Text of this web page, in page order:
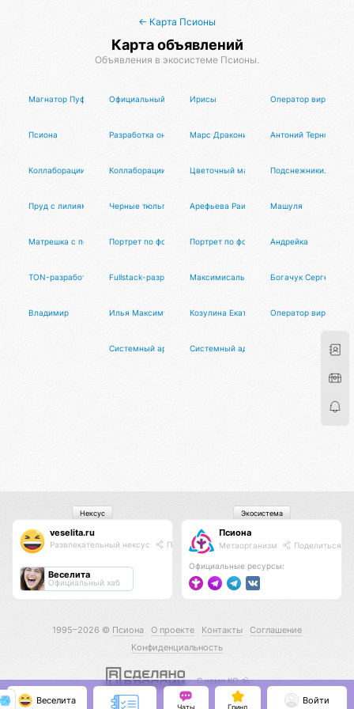
← Карта Псионы
Карта объявлений
Объявления в экосистеме Псионы.
Магнатор Пуфлер Официальный Пуфлер Радианта
Ирисы Оператор
Псиона Разработка онлайн-сервисов и систем автоматизации
Марс Драконис Антоний Терновых
Коллаборации с ОмистойКоллаборации с ТансалтойЦветочный май. Подснежники.
Пруд с лилиями Черные тюльпаны Арефьева Раиса Дмитриевна
Машуля
Матрешка с портретами по фотографиям людей
Портрет по фотографии на холстеПортрет по фотографии на бумаге
Андрейка
TON-разработчик Fullstack-разработчикМаксимисальсианосБогачук Сергей
Владимир Илья Максимус Козулина Екатерина Игоревна
Оператор
Системный архитекторСистемный администратор
veselita.ru
Развлекательный нексус Поделиться
Веселита
Официальный хаб
Нексус
Псиона
Метаорганизм Поделиться
Официальные ресурсы:
Экосистема
1995–2026 © Псиона О проекте Контакты
Соглашение
Конфиденциальность
С нами КО 🕉️
Веселита
Чаты Гринд
Войти